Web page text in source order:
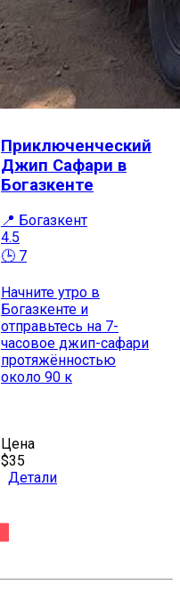
Приключенческий
Джип Сафари в
Богазкенте
📍 Богазкент
4.5
🕒 7
Начните утро в
Богазкенте и
отправьтесь на 7-
часовое джип-сафари
протяжённостью
около 90 к
Цена
$35
Детали